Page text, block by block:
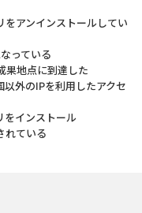
をアンインストールしてい
っている
果地点に到達した
以外のIPを利用したアクセ
をインストール
れている